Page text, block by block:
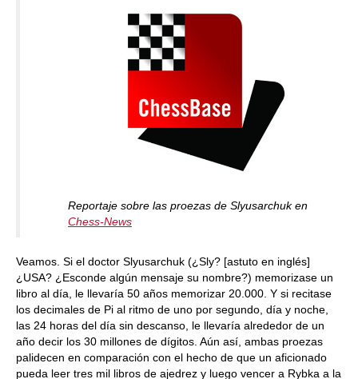
Reportaje sobre las proezas de Slyusarchuk en
Chess-News
Veamos. Si el doctor Slyusarchuk (¿Sly? [astuto en inglés]
¿USA? ¿Esconde algún mensaje su nombre?) memorizase un
libro al día, le llevaría 50 años memorizar 20.000. Y si recitase
los decimales de Pi al ritmo de uno por segundo, día y noche,
las 24 horas del día sin descanso, le llevaría alrededor de un
año decir los 30 millones de dígitos. Aún así, ambas proezas
palidecen en comparación con el hecho de que un aficionado
pueda leer tres mil libros de ajedrez y luego vencer a Rybka a la